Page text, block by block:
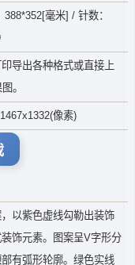
毫米] / 针数：
导出各种格式或直接上
。
像素)
以紫色虚线勾勒出装饰
饰元素。图案呈V字形分
有弧形轮廓。绿色实线